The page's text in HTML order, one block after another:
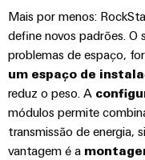
equipadas
Conjuntos
de
cabos
Mais por menos:
define novos padrões. O
problemas de espaço,
um espaço de
reduz o peso. A
módulos permite
transmissão de energia,
vantagem é a